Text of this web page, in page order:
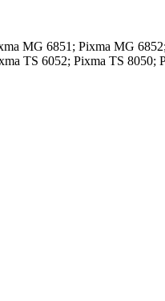
MG 6851; Pixma MG
TS 6052; Pixma TS